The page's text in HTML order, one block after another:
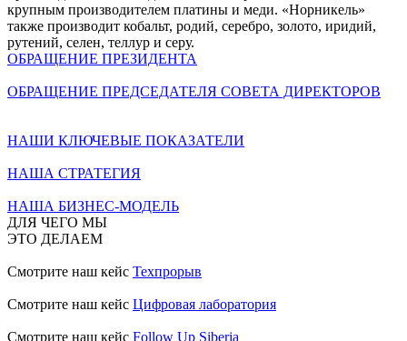
крупным производителем платины и меди. «Норникель»
также производит кобальт, родий, серебро, золото, иридий,
рутений, селен, теллур и серу.
ОБРАЩЕНИЕ ПРЕЗИДЕНТА
ОБРАЩЕНИЕ ПРЕДСЕДАТЕЛЯ СОВЕТА ДИРЕКТОРОВ
НАШИ КЛЮЧЕВЫЕ ПОКАЗАТЕЛИ
НАША СТРАТЕГИЯ
НАША БИЗНЕС-МОДЕЛЬ
ДЛЯ ЧЕГО МЫ
ЭТО ДЕЛАЕМ
Смотрите наш кейс Техпрорыв
Смотрите наш кейс Цифровая лаборатория
Смотрите наш кейс Follow Up Siberia